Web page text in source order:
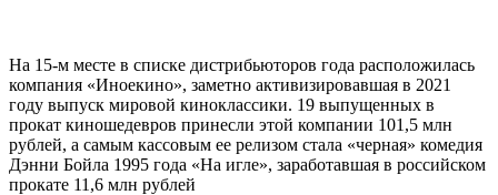
На 15-м месте в списке дистрибьюторов года расположилась
компания «Иноекино», заметно активизировавшая в 2021
году выпуск мировой киноклассики. 19 выпущенных в
прокат киношедевров принесли этой компании 101,5 млн
рублей, а самым кассовым ее релизом стала «черная» комедия
Дэнни Бойла 1995 года «На игле», заработавшая в российском
прокате 11,6 млн рублей